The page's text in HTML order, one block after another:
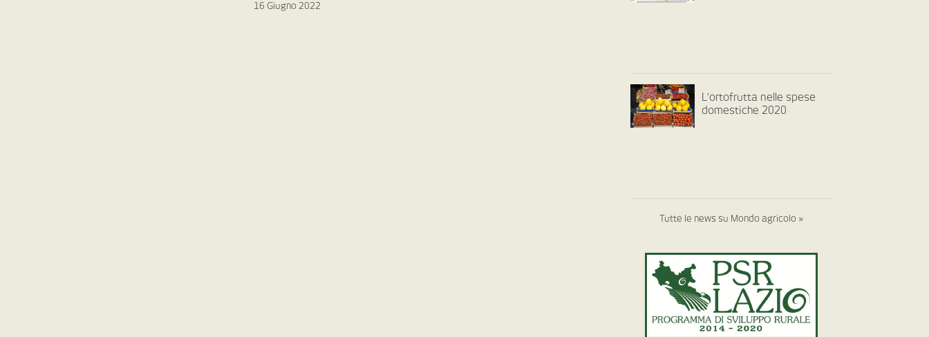
16 Giugno 2022
L’ortofrutta nelle spese
domestiche 2020
Tutte le news su Mondo agricolo »